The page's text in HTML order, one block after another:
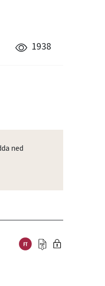
1938
ned